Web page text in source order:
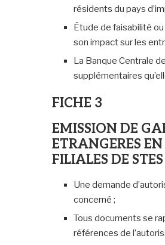
résidents du pays
Étude de faisabilité
son impact sur les
La Banque Centrale
supplémentaires
FICHE 3
EMISSION DE
ETRANGERES
FILIALES DE
Une demande
concerné ;
Tous documents se
références de